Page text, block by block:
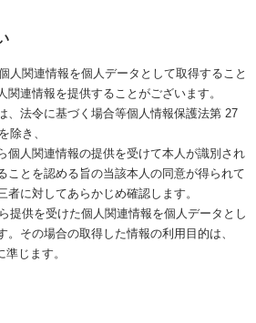
人関連情報を個人データとして取得すること
連情報を提供することがございます。
、法令に基づく場合等個人情報保護法第 27
除き、
個人関連情報の提供を受けて本人が識別され
ことを認める旨の当該本人の同意が得られて
に対してあらかじめ確認します。
提供を受けた個人関連情報を個人データとし
その場合の取得した情報の利用目的は、
じます。